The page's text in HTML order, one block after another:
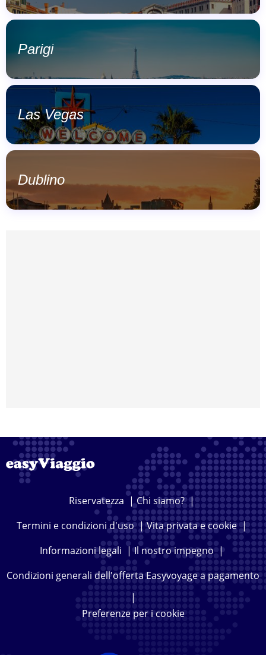
Parigi
Las Vegas
Dublino
Riservatezza |Chi siamo?|
Termini e condizioni d'uso|Vita privata e cookie|
Informazioni legali |Il nostro impegno|
Condizioni generali dell'offerta Easyvoyage a pagamento
|
Preferenze per i cookie